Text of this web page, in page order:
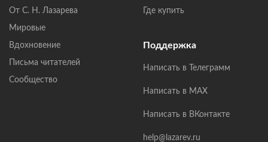
От С. Н. Лазарева
Мировые
Вдохновение
Письма читателей
Сообщество
Где купить
Поддержка
Написать в Телеграмм
Написать в MAX
Написать в ВКонтакте
help@lazarev.ru